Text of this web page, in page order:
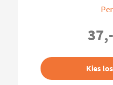
37,-
Kies